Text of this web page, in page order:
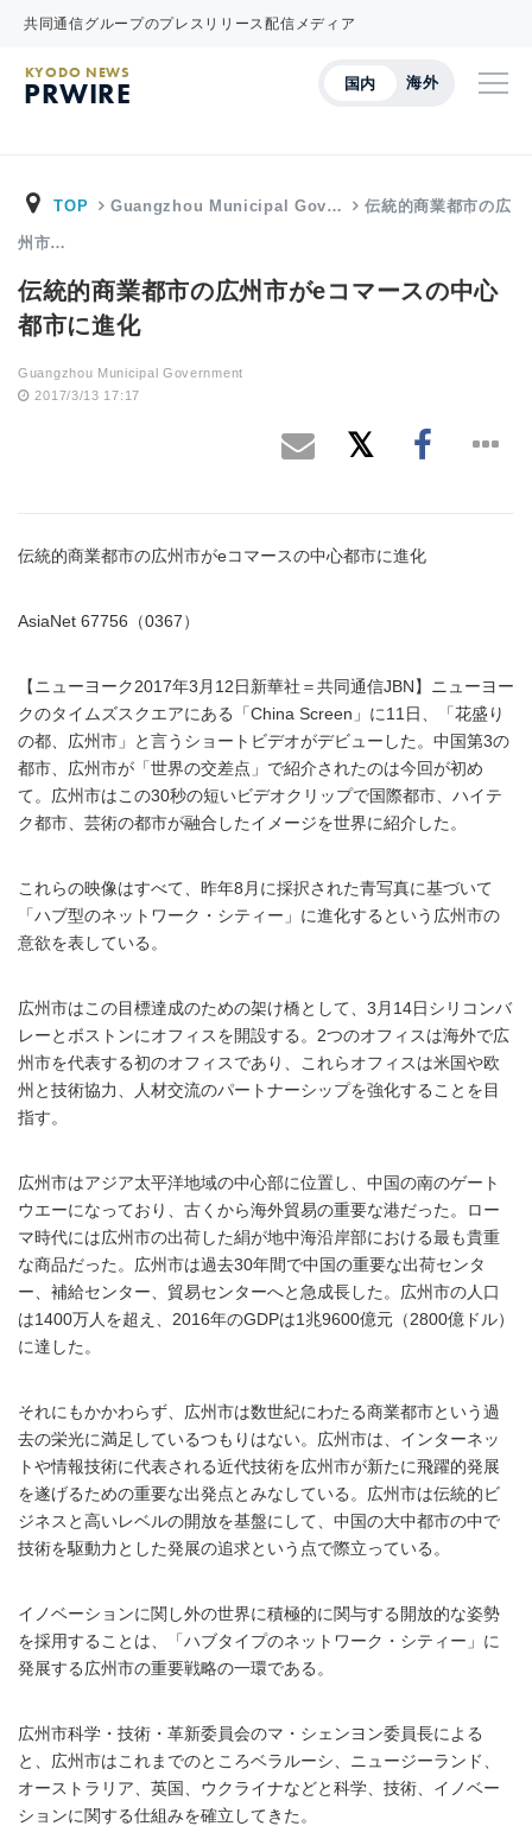
共同通信グループのプレスリリース配信メディア
国内 海外
KYODO NEWS
PRWIRE
TOP Guangzhou Municipal Gov… 伝統的商業都市の広
州市…
伝統的商業都市の広州市がeコマースの中心
都市に進化
Guangzhou Municipal Government
2017/3/13 17:17
伝統的商業都市の広州市がeコマースの中心都市に進化
AsiaNet 67756（0367）
【ニューヨーク2017年3月12日新華社＝共同通信JBN】ニューヨー
クのタイムズスクエアにある「China Screen」に11日、「花盛り
の都、広州市」と言うショートビデオがデビューした。中国第3の
都市、広州市が「世界の交差点」で紹介されたのは今回が初め
て。広州市はこの30秒の短いビデオクリップで国際都市、ハイテ
ク都市、芸術の都市が融合したイメージを世界に紹介した。
これらの映像はすべて、昨年8月に採択された青写真に基づいて
「ハブ型のネットワーク・シティー」に進化するという広州市の
意欲を表している。
広州市はこの目標達成のための架け橋として、3月14日シリコンバ
レーとボストンにオフィスを開設する。2つのオフィスは海外で広
州市を代表する初のオフィスであり、これらオフィスは米国や欧
州と技術協力、人材交流のパートナーシップを強化することを目
指す。
広州市はアジア太平洋地域の中心部に位置し、中国の南のゲート
ウエーになっており、古くから海外貿易の重要な港だった。ロー
マ時代には広州市の出荷した絹が地中海沿岸部における最も貴重
な商品だった。広州市は過去30年間で中国の重要な出荷センタ
ー、補給センター、貿易センターへと急成長した。広州市の人口
は1400万人を超え、2016年のGDPは1兆9600億元（2800億ドル）
に達した。
それにもかかわらず、広州市は数世紀にわたる商業都市という過
去の栄光に満足しているつもりはない。広州市は、インターネッ
トや情報技術に代表される近代技術を広州市が新たに飛躍的発展
を遂げるための重要な出発点とみなしている。広州市は伝統的ビ
ジネスと高いレベルの開放を基盤にして、中国の大中都市の中で
技術を駆動力とした発展の追求という点で際立っている。
イノベーションに関し外の世界に積極的に関与する開放的な姿勢
を採用することは、「ハブタイプのネットワーク・シティー」に
発展する広州市の重要戦略の一環である。
広州市科学・技術・革新委員会のマ・シェンヨン委員長による
と、広州市はこれまでのところベラルーシ、ニュージーランド、
オーストラリア、英国、ウクライナなどと科学、技術、イノベー
ションに関する仕組みを確立してきた。